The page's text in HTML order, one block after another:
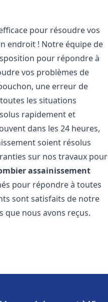
pour résoudre vos
endroit ! Notre équipe de
pour répondre à
vos problèmes de
une erreur de
les situations
rapidement et
dans les 24 heures,
soient résolus
sur nos travaux pour
assainissement
pour répondre à toutes
sont satisfaits de notre
que nous avons reçus.